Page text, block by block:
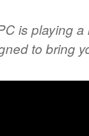
is playing
to bring